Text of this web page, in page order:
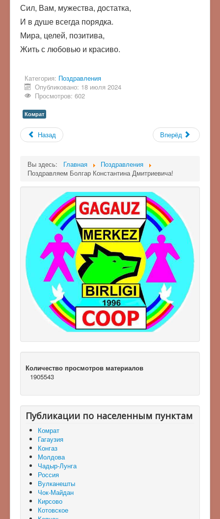
Сил, Вам, мужества, достатка,
И в душе всегда порядка.
Мира, целей, позитива,
Жить с любовью и красиво.
Категория: Поздравления
Опубликовано: 18 июля 2024
Просмотров: 602
Комрат
Назад Вперёд
Вы здесь: Главная
Поздравления
Поздравляем Болгар Константина Дмитриевича!
Количество просмотров материалов
1905543
Публикации по населенным пунктам
Комрат
Гагаузия
Конгаз
Молдова
Чадыр-Лунга
Россия
Вулканешты
Чок-Майдан
Кирсово
Котовское